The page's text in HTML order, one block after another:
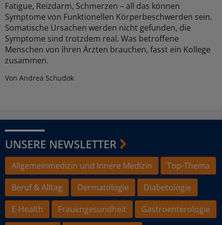
Fatigue, Reizdarm, Schmerzen – all das können
Symptome von Funktionellen Körperbeschwerden sein.
Somatische Ursachen werden nicht gefunden, die
Symptome sind trotzdem real. Was betroffene
Menschen von ihren Ärzten brauchen, fasst ein Kollege
zusammen.
Von Andrea Schudok
UNSERE NEWSLETTER
Allgemeinmedizin und Innere Medizin
Top-Thema
Beruf & Alltag
Dermatologie
Diabetologie
E-Health
Frauengesundheit
Gastroenterologie